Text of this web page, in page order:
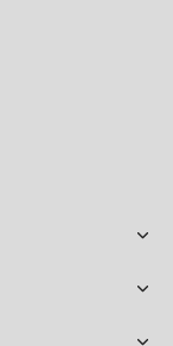
w naszej
na
przed